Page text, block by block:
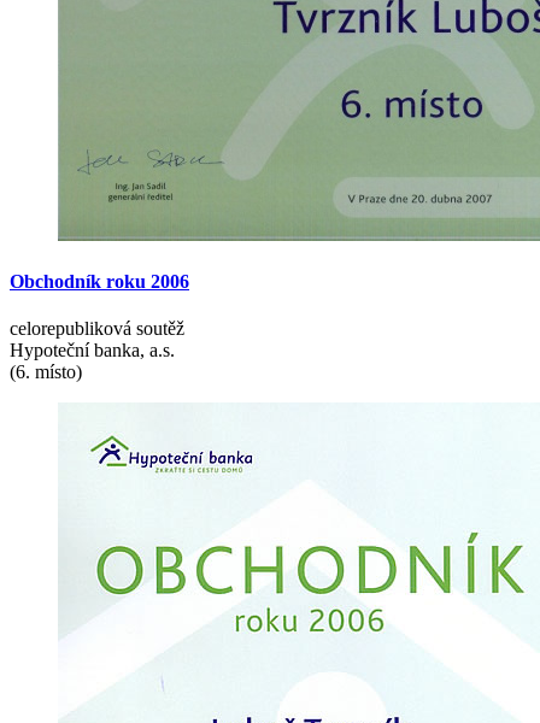
Obchodník roku 2006
celorepubliková soutěž
Hypoteční banka, a.s.
(6. místo)